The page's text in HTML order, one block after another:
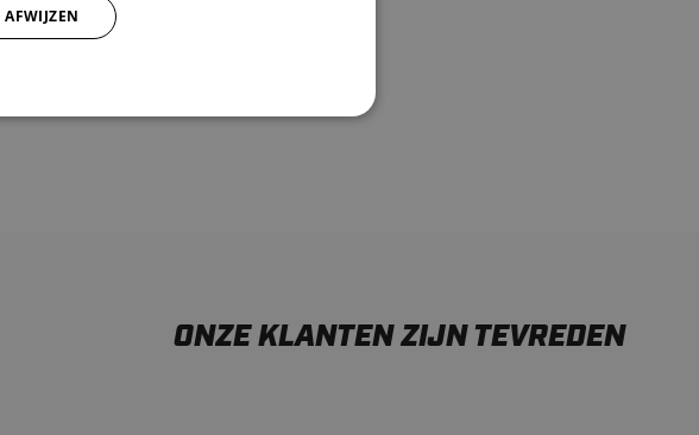
pagina's. Heb je hulp
dan gerust contact op met
ONZE KLANTEN ZIJN TEVREDEN
AFWIJZEN